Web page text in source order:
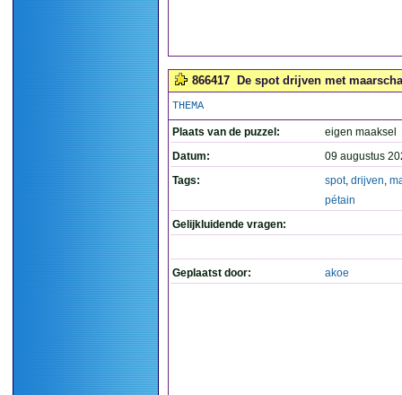
866417 De spot drijven met
THEMA
Plaats van de puzzel:
eigen maaksel
Datum:
09 augustus
Tags:
spot, drijven,
pétain
Gelijkluidende vragen:
Geplaatst door: akoe